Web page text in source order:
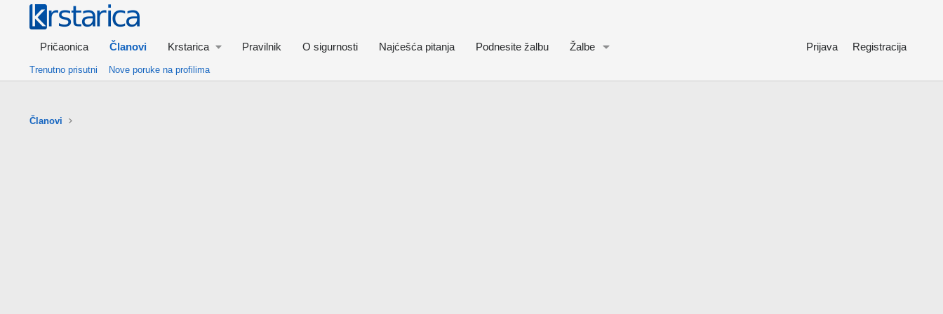
Pričaonica Članovi Krstarica Pravilnik O sigurnosti Najćešća pitanja Podnesite žalbu Žalbe Prijava Registracija
Trenutno prisutni Nove poruke na profilima
Članovi